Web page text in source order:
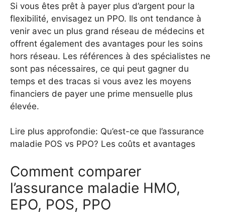
Si vous êtes prêt à payer plus d’argent pour la
flexibilité, envisagez un PPO. Ils ont tendance à
venir avec un plus grand réseau de médecins et
offrent également des avantages pour les soins
hors réseau. Les références à des spécialistes ne
sont pas nécessaires, ce qui peut gagner du
temps et des tracas si vous avez les moyens
financiers de payer une prime mensuelle plus
élevée.
Lire plus approfondie: Qu’est-ce que l’assurance
maladie POS vs PPO? Les coûts et avantages
Comment comparer
l’assurance maladie HMO,
EPO, POS, PPO